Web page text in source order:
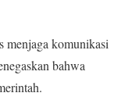
menjaga komunikasi
bahwa